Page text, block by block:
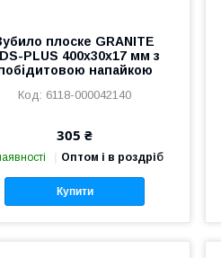
плоске GRANITE
PLUS 400х30х17 мм з
напайкою
6118-000042140
305 ₴
Оптом і в роздріб
Купити